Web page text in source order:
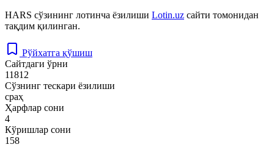
HARS сўзининг лотинча ёзилиши Lotin.uz сайти томонидан
тақдим қилинган.
Рўйхатга қўшиш
Сайтдаги ўрни
11812
Сўзнинг тескари ёзилиши
сраҳ
Ҳарфлар сони
4
Кўришлар сони
158